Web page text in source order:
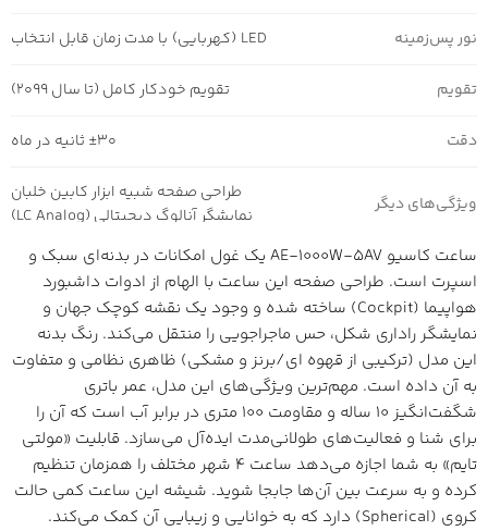
نور پس‌زمینه LED (کهربایی) با مدت زمان قابل انتخاب
تقویم تقویم خودکار کامل (تا سال 2099)
دقت ±30 ثانیه در ماه
ویژگی‌های دیگر
طراحی صفحه شبیه ابزار کابین خلبان
نمایشگر آنالوگ دیجیتالی (LC Analog)
ساعت کاسیو AE-1000W-5AV یک غول امکانات در بدنه‌ای سبک و
اسپرت است. طراحی صفحه این ساعت با الهام از ادوات داشبورد
هواپیما (Cockpit) ساخته شده و وجود یک نقشه کوچک جهان و
نمایشگر راداری شکل، حس ماجراجویی را منتقل می‌کند. رنگ بدنه
این مدل (ترکیبی از قهوه ای/برنز و مشکی) ظاهری نظامی و متفاوت
به آن داده است. مهم‌ترین ویژگی‌های این مدل، عمر باتری
شگفت‌انگیز ۱۰ ساله و مقاومت ۱۰۰ متری در برابر آب است که آن را
برای شنا و فعالیت‌های طولانی‌مدت ایده‌آل می‌سازد. قابلیت «مولتی
تایم» به شما اجازه می‌دهد ساعت ۴ شهر مختلف را همزمان تنظیم
کرده و به سرعت بین آن‌ها جابجا شوید. شیشه این ساعت کمی حالت
کروی (Spherical) دارد که به خوانایی و زیبایی آن کمک می‌کند.